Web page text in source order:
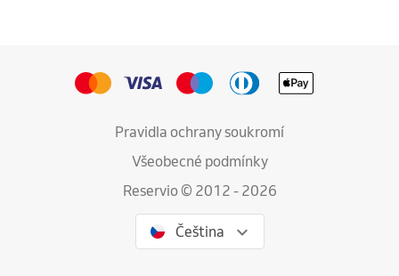
Pravidla ochrany soukromí
Všeobecné podmínky
Reservio © 2012 - 2026
Čeština